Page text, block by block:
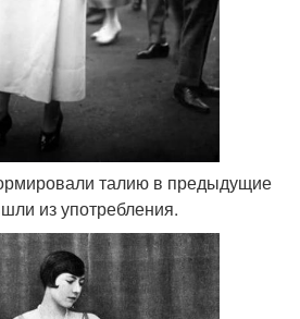
талию в предыдущие
из употребления.